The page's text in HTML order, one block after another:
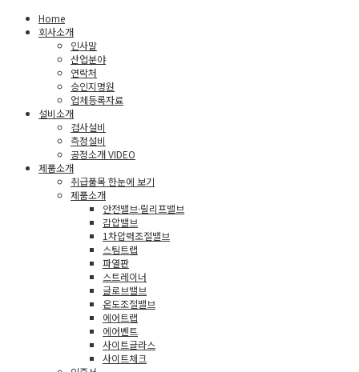
Home
회사소개
인사말
산업분야
연락처
승인지명원
업체등록자료
설비소개
검사설비
측정설비
공정소개 VIDEO
제품소개
취급품목 한눈에 보기
제품소개
안전밸브·릴리프밸브
감압밸브
1차압력조절밸브
스팀트랩
파열판
스트레이너
글로브밸브
온도조절밸브
에어트랩
에어벤트
사이트글라스
사이트체크